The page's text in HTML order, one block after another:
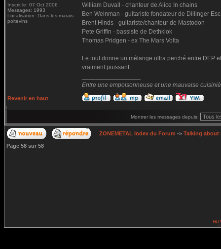
Inscrit le: 07 Oct 2006
Messages: 1993
Localisation: Dans les marais
poitevins
William Duvall - chanteur de Alice In chains
Ben Weinman - guitariste fondateur de Dillinger
Brent Hinds - guitariste/chanteur de Mastodon
Pete Griffin - bassiste de Dethklok
Thomas Pridgen - ex The Mars Volta
Le tout donne un mélange ultra perché entre DEP
vraiment puissant.
Entre une empoisonneuse et une mauvaise
Revenir en haut
Montrer les messages depuis:
ZONEMETAL Index du Forum -> Talking about
Page 58 sur 58